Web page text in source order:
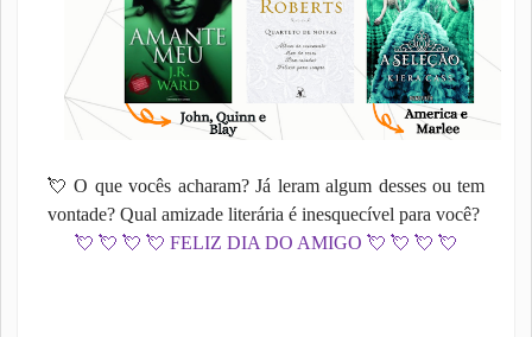
💘 O que vocês acharam? Já leram algum desses ou tem
vontade? Qual amizade literária é inesquecível para você?
💘 💘 💘 💘 FELIZ DIA DO AMIGO 💘 💘 💘 💘